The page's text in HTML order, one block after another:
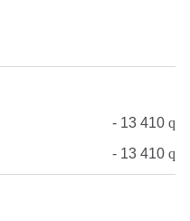
- 13 410 q
- 13 410 q